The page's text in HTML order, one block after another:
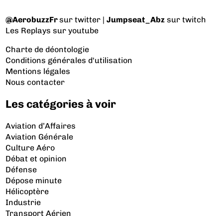
@AerobuzzFrsur twitter |Jumpseat_Abz sur twitch
Les Replays sur youtube
Charte de déontologie
Conditions générales d'utilisation
Mentions légales
Nous contacter
Les catégories à voir
Aviation d’Affaires
Aviation Générale
Culture Aéro
Débat et opinion
Défense
Dépose minute
Hélicoptère
Industrie
Transport Aérien